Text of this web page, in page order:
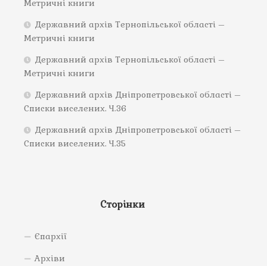
Метричні книги
Державний архів Тернопільської області –
Метричні книги
Державний архів Тернопільської області –
Метричні книги
Державний архів Дніпропетровської області –
Списки виселених. Ч.36
Державний архів Дніпропетровської області –
Списки виселених. Ч.35
Сторінки
Єпархії
Архіви